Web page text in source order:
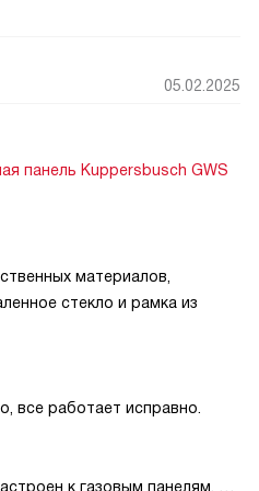
никто не пострадал. Утром я
а по выходным медленно
стеклокерамики без рамки
удаляются за пару минут. В
рекомендовать такую
Функция быстрого нагрева
— успел подать горячие
режим шеф-повара и
поэтапно: сначала
и остаётся тёплой до
наличия посуды и
дают спокойствие: отвечаю
хозяина, а блокировка от
05.02.2025
панель Kuppersbusch GWS
материалов,
стекло и рамка из
все работает исправно.
к газовым панелям, но